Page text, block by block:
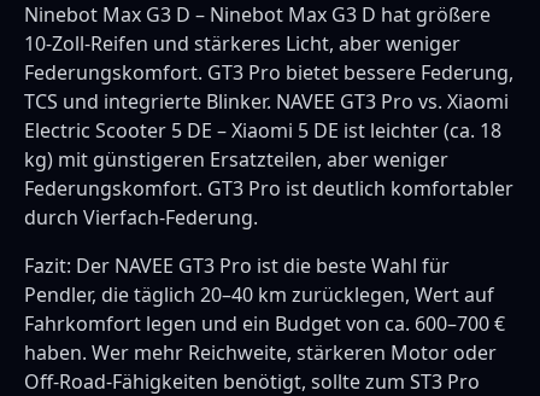
Ninebot Max G3 D – Ninebot Max G3 D hat größere
10-Zoll-Reifen und stärkeres Licht, aber weniger
Federungskomfort. GT3 Pro bietet bessere Federung,
TCS und integrierte Blinker. NAVEE GT3 Pro vs. Xiaomi
Electric Scooter 5 DE – Xiaomi 5 DE ist leichter (ca. 18
kg) mit günstigeren Ersatzteilen, aber weniger
Federungskomfort. GT3 Pro ist deutlich komfortabler
durch Vierfach-Federung.
Fazit: Der NAVEE GT3 Pro ist die beste Wahl für
Pendler, die täglich 20–40 km zurücklegen, Wert auf
Fahrkomfort legen und ein Budget von ca. 600–700 €
haben. Wer mehr Reichweite, stärkeren Motor oder
Off-Road-Fähigkeiten benötigt, sollte zum ST3 Pro